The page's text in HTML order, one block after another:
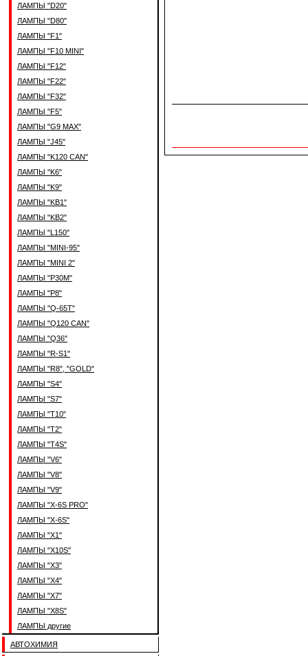
ЛАМПЫ "D20"
ЛАМПЫ "D80"
ЛАМПЫ "F1"
ЛАМПЫ "F10 MINI"
ЛАМПЫ "F12"
ЛАМПЫ "F22"
ЛАМПЫ "F32"
ЛАМПЫ "F5"
ЛАМПЫ "G9 MAX"
ЛАМПЫ "J45"
ЛАМПЫ "K120 CAN"
ЛАМПЫ "K6"
ЛАМПЫ "K9"
ЛАМПЫ "KB1"
ЛАМПЫ "KB2"
ЛАМПЫ "L150"
ЛАМПЫ "MINI-95"
ЛАМПЫ "MINI 2"
ЛАМПЫ "P30M"
ЛАМПЫ "P8"
ЛАМПЫ "Q-65T"
ЛАМПЫ "Q120 CAN"
ЛАМПЫ "Q36"
ЛАМПЫ "R-S1"
ЛАМПЫ "R8", "GOLD"
ЛАМПЫ "S4"
ЛАМПЫ "S7"
ЛАМПЫ "T10"
ЛАМПЫ "T2"
ЛАМПЫ "T4S"
ЛАМПЫ "V6"
ЛАМПЫ "V8"
ЛАМПЫ "V9"
ЛАМПЫ "X-6S PRO"
ЛАМПЫ "X-6S"
ЛАМПЫ "X1"
ЛАМПЫ "X10S"
ЛАМПЫ "X3"
ЛАМПЫ "X4"
ЛАМПЫ "X7"
ЛАМПЫ "X8S"
ЛАМПЫ другие
АВТОХИМИЯ